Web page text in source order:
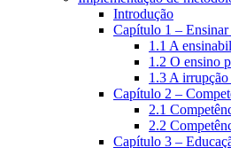
Introdução
Capítulo 1 –
1.1 A
1.2 O ensino
1.3 A irrupção
Capítulo 2 –
2.1
2.2
Capítulo 3 –